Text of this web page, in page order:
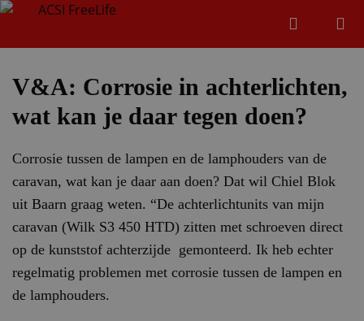
V&A: Corrosie in achterlichten,
wat kan je daar tegen doen?
Corrosie tussen de lampen en de lamphouders van de
caravan, wat kan je daar aan doen? Dat wil Chiel Blok
uit Baarn graag weten. “De achterlichtunits van mijn
caravan (Wilk S3 450 HTD) zitten met schroeven direct
op de kunststof achterzijde gemonteerd. Ik heb echter
regelmatig problemen met corrosie tussen de lampen en
de lamphouders.